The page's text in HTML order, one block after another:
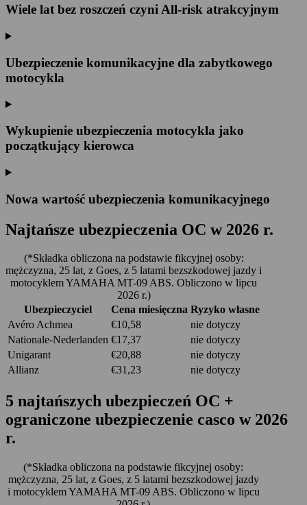
Wiele lat bez roszczeń czyni All-risk atrakcyjnym
Ubezpieczenie komunikacyjne dla zabytkowego
motocykla
Wykupienie ubezpieczenia motocykla jako
początkujący kierowca
Nowa wartość ubezpieczenia komunikacyjnego
Najtańsze ubezpieczenia OC w 2026 r.
(*Składka obliczona na podstawie fikcyjnej osoby:
mężczyzna, 25 lat, z Goes, z 5 latami bezszkodowej jazdy i
motocyklem YAMAHA MT-09 ABS. Obliczono w lipcu
2026 r.)
Ubezpieczyciel
Cena miesięczna Ryzyko własne
Avéro Achmea
€10,58
nie dotyczy
Nationale-Nederlanden €17,37
nie dotyczy
Unigarant
€20,88
nie dotyczy
Allianz
€31,23 nie dotyczy
5 najtańszych ubezpieczeń OC +
ograniczone ubezpieczenie casco w 2026
r.
(*Składka obliczona na podstawie fikcyjnej osoby:
mężczyzna, 25 lat, z Goes, z 5 latami bezszkodowej jazdy
i motocyklem YAMAHA MT-09 ABS. Obliczono w lipcu